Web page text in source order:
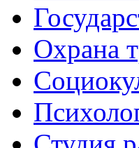
Охрана